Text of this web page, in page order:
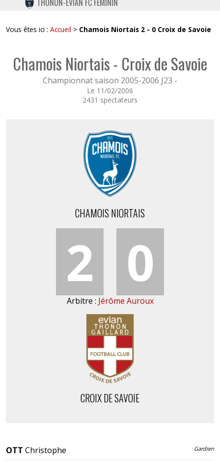
TWITTER
INSTAGRAM
THONON-EVIAN FC FÉMININ
Vous êtes ici : Accueil > Chamois Niortais 2 - 0 Croix de Savoie
Chamois Niortais - Croix de Savoie
Championnat saison 2005-2006 J23 -
Le 11/02/2006
2431 spectateurs
CHAMOIS NIORTAIS
2 0
Arbitre : Jérôme Auroux
CROIX DE SAVOIE
OTT Christophe Gardien